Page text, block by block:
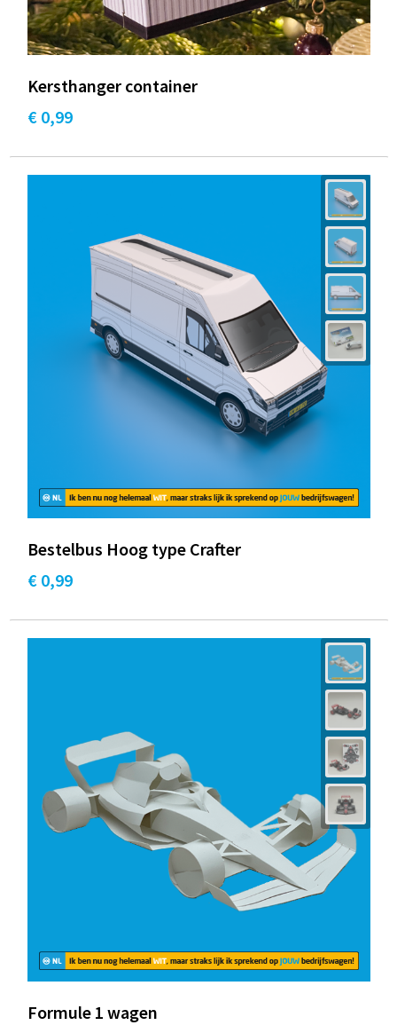
Kersthanger container
€ 0,99
Bestelbus Hoog type Crafter
€ 0,99
Formule 1 wagen